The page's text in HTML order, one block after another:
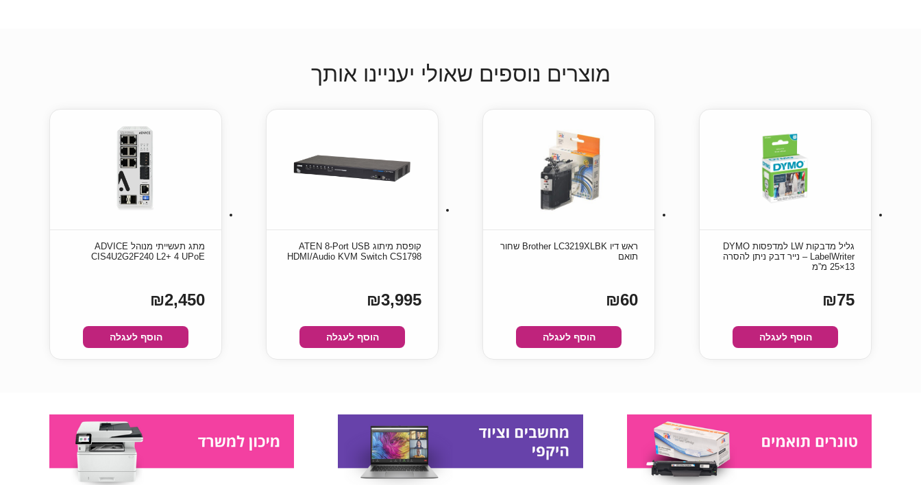
מוצרים נוספים שאולי יעניינו אותך
גליל מדבקות LW למדפסות DYMO
LabelWriter – נייר דבק ניתן להסרה
13×25 מ”מ
₪75
הוסף לעגלה
ראש דיו Brother LC3219XLBK שחור
תואם
₪60
הוסף לעגלה
קופסת מיתוג ATEN 8-Port USB
HDMI/Audio KVM Switch CS1798
₪3,995
הוסף לעגלה
מתג תעשייתי מנוהל ADVICE
CIS4U2G2F240 L2+ 4 UPoE
₪2,450
הוסף לעגלה